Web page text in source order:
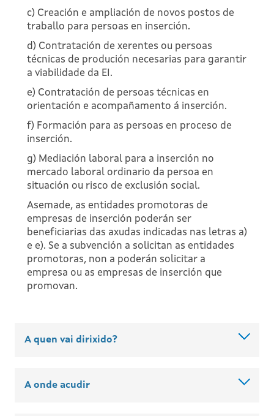
c) Creación e ampliación de novos postos de
traballo para persoas en inserción.
d) Contratación de xerentes ou persoas
técnicas de produción necesarias para garantir
a viabilidade da EI.
e) Contratación de persoas técnicas en
orientación e acompañamento á inserción.
f) Formación para as persoas en proceso de
inserción.
g) Mediación laboral para a inserción no
mercado laboral ordinario da persoa en
situación ou risco de exclusión social.
Asemade, as entidades promotoras de
empresas de inserción poderán ser
beneficiarias das axudas indicadas nas letras a)
e e). Se a subvención a solicitan as entidades
promotoras, non a poderán solicitar a
empresa ou as empresas de inserción que
promovan.
A quen vai dirixido?
A onde acudir